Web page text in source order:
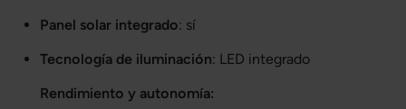
Panel solar integrado: sí
Tecnología de iluminación: LED integrado
Rendimiento y autonomía: